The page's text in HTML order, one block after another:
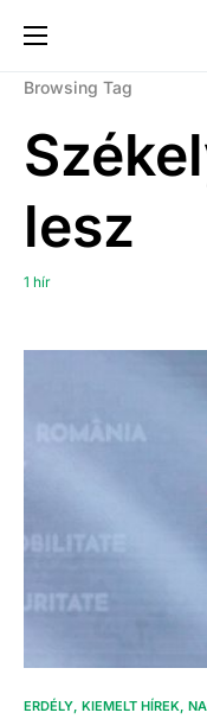
Browsing Tag
lesz
1 hír
ERDÉLY KIEMELT HÍREK